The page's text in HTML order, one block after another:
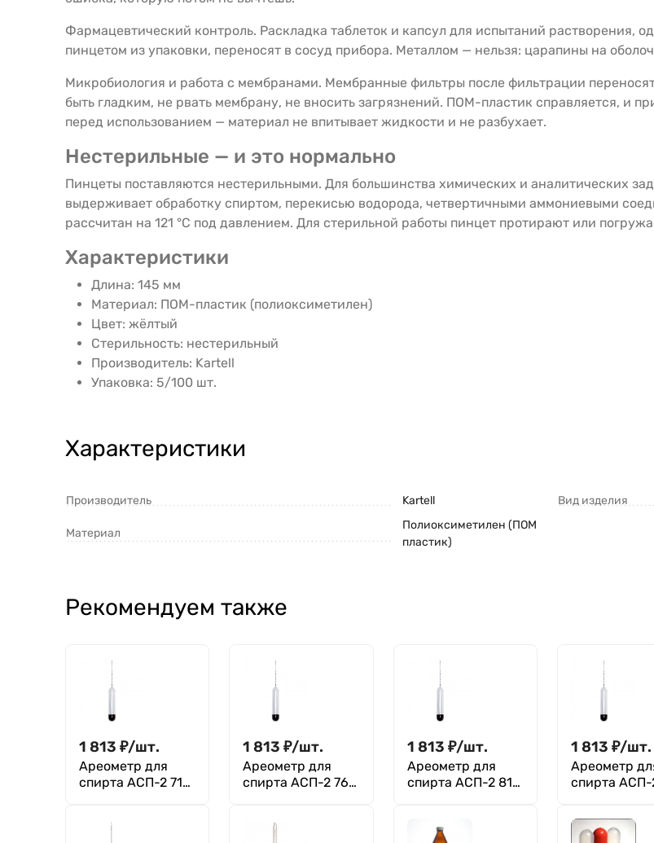
Фармацевтический контроль. Раскладка таблеток и капсул для испытаний растворения,
пинцетом из упаковки, переносят в сосуд прибора. Металлом — нельзя: царапины на
Микробиология и работа с мембранами. Мембранные фильтры после фильтрации
быть гладким, не рвать мембрану, не вносить загрязнений. ПОМ-пластик справляется, и
перед использованием — материал не впитывает жидкости и не разбухает.
Нестерильные — и это нормально
Пинцеты поставляются нестерильными. Для большинства химических и аналитических
выдерживает обработку спиртом, перекисью водорода, четвертичными аммониевыми
рассчитан на 121 °C под давлением. Для стерильной работы пинцет протирают или
Характеристики
Длина: 145 мм
Материал: ПОМ-пластик (полиоксиметилен)
Цвет: жёлтый
Стерильность: нестерильный
Производитель: Kartell
Упаковка: 5/100 шт.
Характеристики
Производитель Kartell
Материал
Полиоксиметилен (ПОМ
пластик)
Вид изделия
Рекомендуем также
1 813 ₽/шт.
Ареометр для
спирта АСП-2 71-
1 813 ₽/шт.
Ареометр для
спирта АСП-2 76-
1 813 ₽/шт.
Ареометр для
спирта АСП-2 81-
1 813 ₽/шт.
Ареометр
спирта